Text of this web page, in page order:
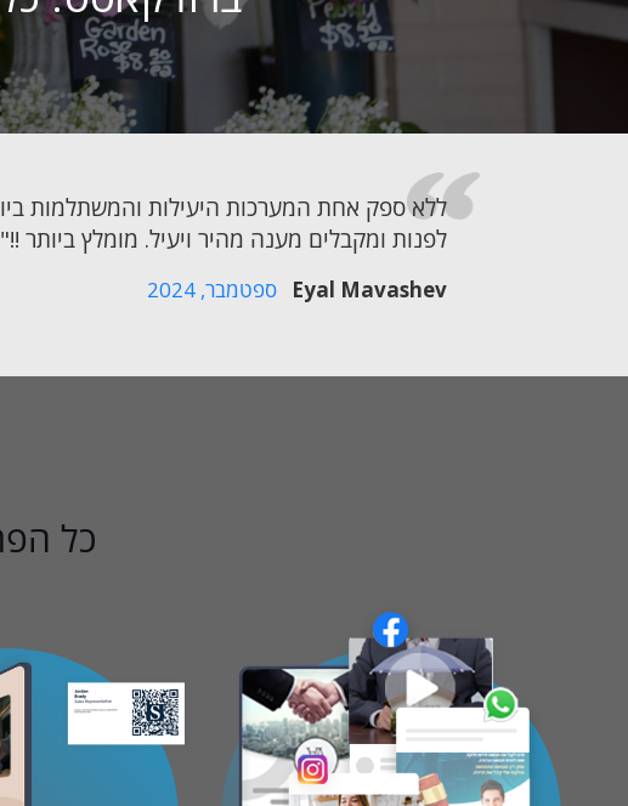
ללא ספק אחת המערכות היעילות והמשתלמות
לפנות ומקבלים מענה מהיר ויעיל. מומלץ ביותר !!"
Eyal Mavashev
ספטמבר, 2024
כל